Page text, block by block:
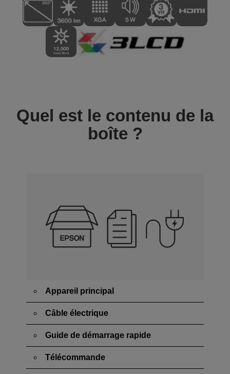
Quel est le contenu de la
boîte ?
Appareil principal
Câble électrique
Guide de démarrage rapide
Télécommande